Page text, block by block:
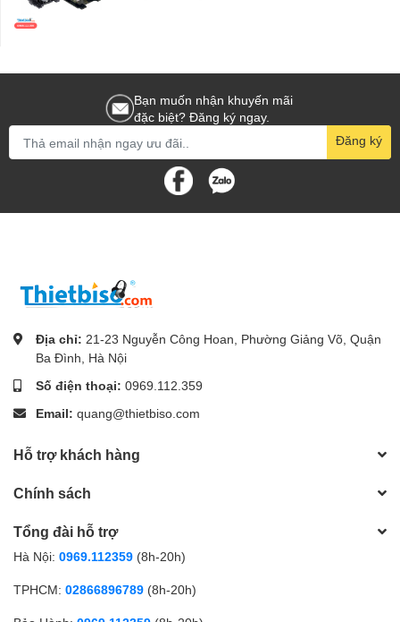
Bạn muốn nhận khuyến mãi
đặc biệt? Đăng ký ngay.
Đăng ký
Địa chỉ: 21-23 Nguyễn Công Hoan, Phường Giảng Võ, Quận
Ba Đình, Hà Nội
Số điện thoại: 0969.112.359
Email: quang@thietbiso.com
Hỗ trợ khách hàng
Chính sách
Tổng đài hỗ trợ
Hà Nội: 0969.112359 (8h-20h)
TPHCM: 02866896789 (8h-20h)